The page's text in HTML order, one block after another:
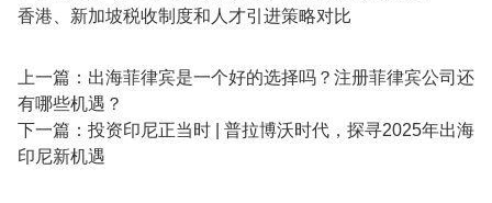
香港、新加坡税收制度和人才引进策略对比
上一篇： 出海菲律宾是一个好的选择吗？注册菲律宾公司还
有哪些机遇？
下一篇： 投资印尼正当时 | 普拉博沃时代，探寻2025年出海
印尼新机遇